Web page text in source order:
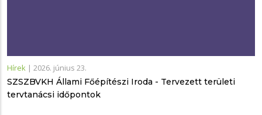
Hírek | 2026. június 23.
SZSZBVKH Állami Főépítészi Iroda - Tervezett területi
tervtanácsi időpontok